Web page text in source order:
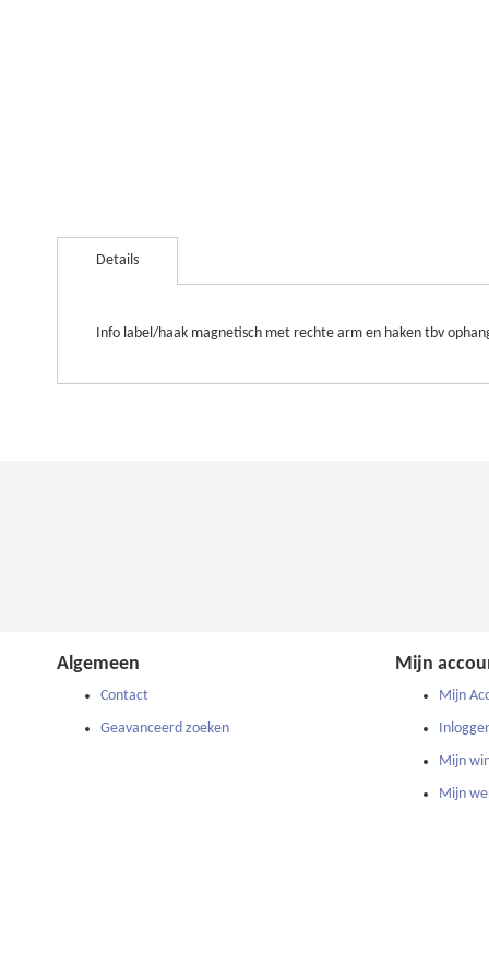
naar
Details
Info label/haak magnetisch met rechte arm en haken tbv
Algemeen
Contact
Geavanceerd zoeken
Mijn
Mijn
Mijn
Mijn